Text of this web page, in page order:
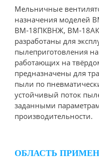
Мельничные
назначения
ВМ-18ПКВНЖ, ВМ-
разработаны для
пылеприготовления
работающих на
предназначены для
пыли по
устойчивый поток
заданными
производительности.
ОБЛАСТЬ